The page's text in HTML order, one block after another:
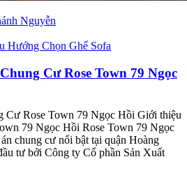
Nguyễn
Hướng Chọn Ghế Sofa
Cư Rose Town 79 Ngọc
Cư Rose Town 79 Ngọc Hồi Giới thiệu
79 Ngọc Hồi Rose Town 79 Ngọc
chung cư nổi bật tại quận Hoàng
tư bởi Công ty Cổ phần Sản Xuất